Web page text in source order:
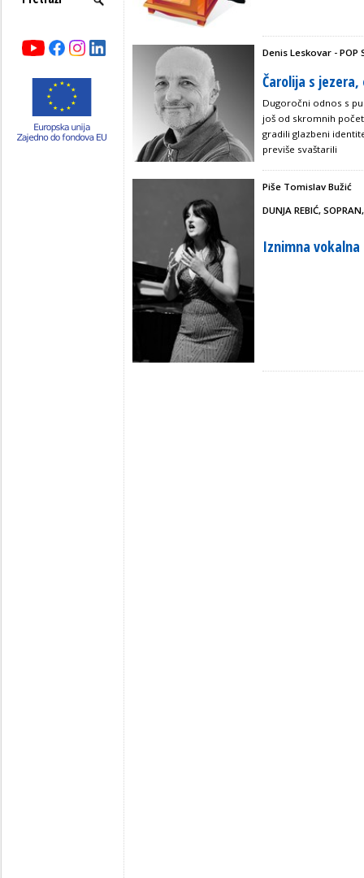
Denis Leskovar - POP
Čarolija s
Dugoročni odnos s
još od skromnih
gradili glazbeni
previše svaštarili
Piše Tomislav Bužić
DUNJA REBIĆ,
Iznimna